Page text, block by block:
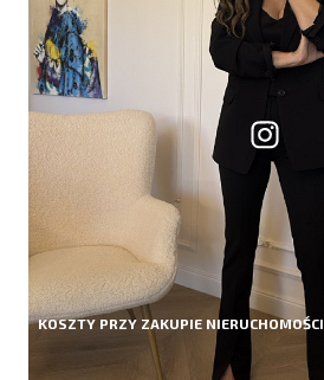
KOSZTY PRZY ZAKUPIE NIERUCHOMOŚCI